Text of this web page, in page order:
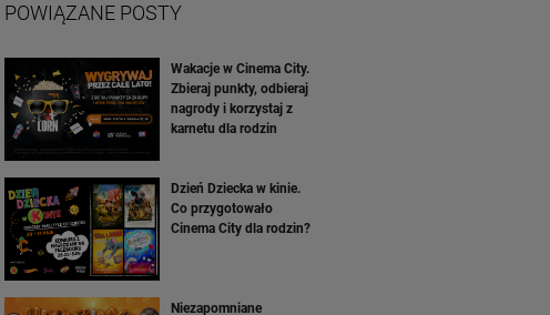
POWIĄZANE POSTY
Wakacje w Cinema City.
Zbieraj punkty, odbieraj
nagrody i korzystaj z
karnetu dla rodzin
Dzień Dziecka w kinie.
Co przygotowało
Cinema City dla rodzin?
Niezapomniane